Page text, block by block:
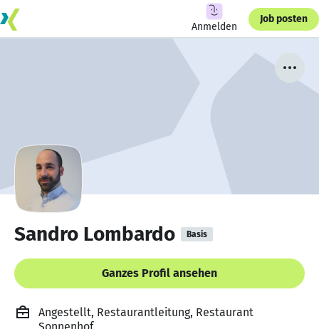
Anmelden
Job posten
Sandro Lombardo Basis
Ganzes Profil ansehen
Angestellt, Restaurantleitung, Restaurant
Sonnenhof